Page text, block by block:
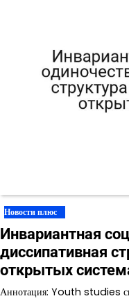
Новости плюс
Инвариантная
диссипативная
открытых
Аннотация: Youth studies